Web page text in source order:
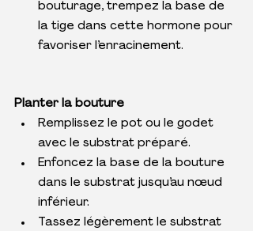
bouturage, trempez la base de
la tige dans cette hormone pour
favoriser l’enracinement.
Planter la bouture
Remplissez le pot ou le godet
avec le substrat préparé.
Enfoncez la base de la bouture
dans le substrat jusqu’au nœud
inférieur.
Tassez légèrement le substrat